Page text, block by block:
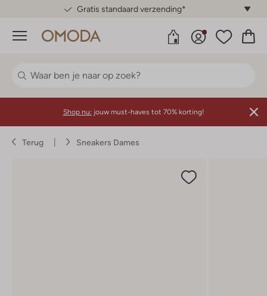
Gratis standaard verzending*
Menu
Shop nu: jouw must-haves tot 70% korting!
Terug Sneakers Dames